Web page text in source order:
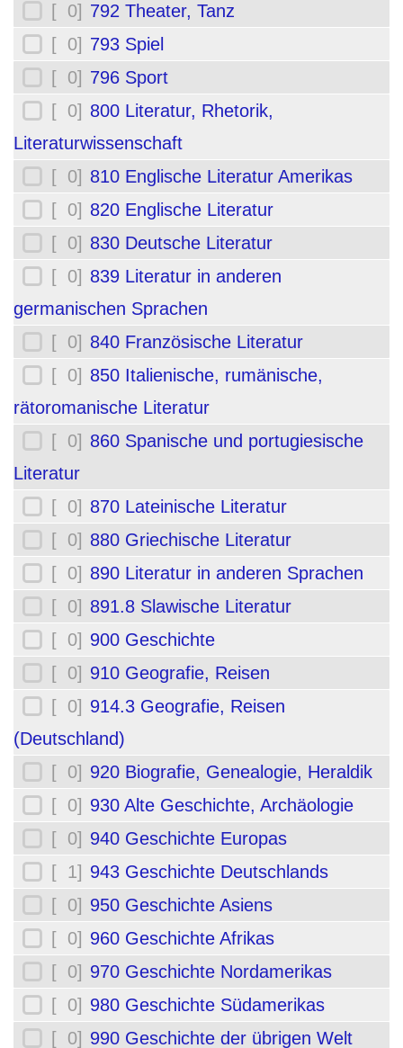
[ 0] 792 Theater, Tanz
[ 0] 793 Spiel
[ 0] 796 Sport
[ 0] 800 Literatur, Rhetorik,
Literaturwissenschaft
[ 0] 810 Englische Literatur Amerikas
[ 0] 820 Englische Literatur
[ 0] 830 Deutsche Literatur
[ 0] 839 Literatur in anderen
germanischen Sprachen
[ 0] 840 Französische Literatur
[ 0] 850 Italienische, rumänische,
rätoromanische Literatur
[ 0] 860 Spanische und portugiesische
Literatur
[ 0] 870 Lateinische Literatur
[ 0] 880 Griechische Literatur
[ 0] 890 Literatur in anderen Sprachen
[ 0] 891.8 Slawische Literatur
[ 0] 900 Geschichte
[ 0] 910 Geografie, Reisen
[ 0] 914.3 Geografie, Reisen
(Deutschland)
[ 0] 920 Biografie, Genealogie, Heraldik
[ 0] 930 Alte Geschichte, Archäologie
[ 0] 940 Geschichte Europas
[ 1] 943 Geschichte Deutschlands
[ 0] 950 Geschichte Asiens
[ 0] 960 Geschichte Afrikas
[ 0] 970 Geschichte Nordamerikas
[ 0] 980 Geschichte Südamerikas
[ 0] 990 Geschichte der übrigen Welt